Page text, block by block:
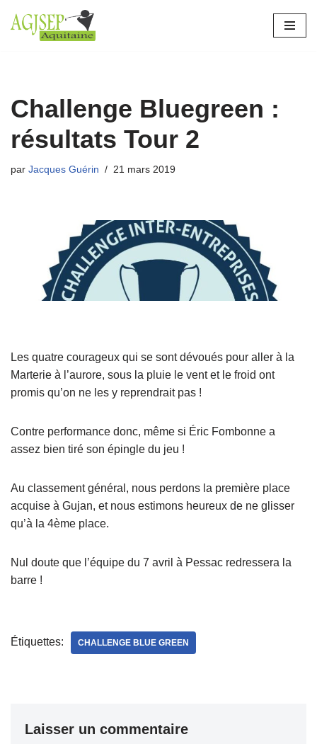
Aller
Challenge Bluegreen :
résultats Tour 2
par Jacques Guérin 21 mars 2019
Les quatre courageux qui se sont dévoués pour aller à la
Marterie à l’aurore, sous la pluie le vent et le froid ont
promis qu’on ne les y reprendrait pas !
Contre performance donc, même si Éric Fombonne a
assez bien tiré son épingle du jeu !
Au classement général, nous perdons la première place
acquise à Gujan, et nous estimons heureux de ne glisser
qu’à la 4ème place.
Nul doute que l’équipe du 7 avril à Pessac redressera la
barre !
Étiquettes: CHALLENGE BLUE GREEN
Laisser un commentaire